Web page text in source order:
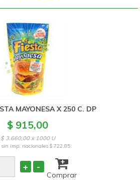
MAYONESA X 250 C. DP
$ 915,00
$ 3.660,00 x 1000 U
sin imp. nacionales $ 722,85
+ -
Comprar